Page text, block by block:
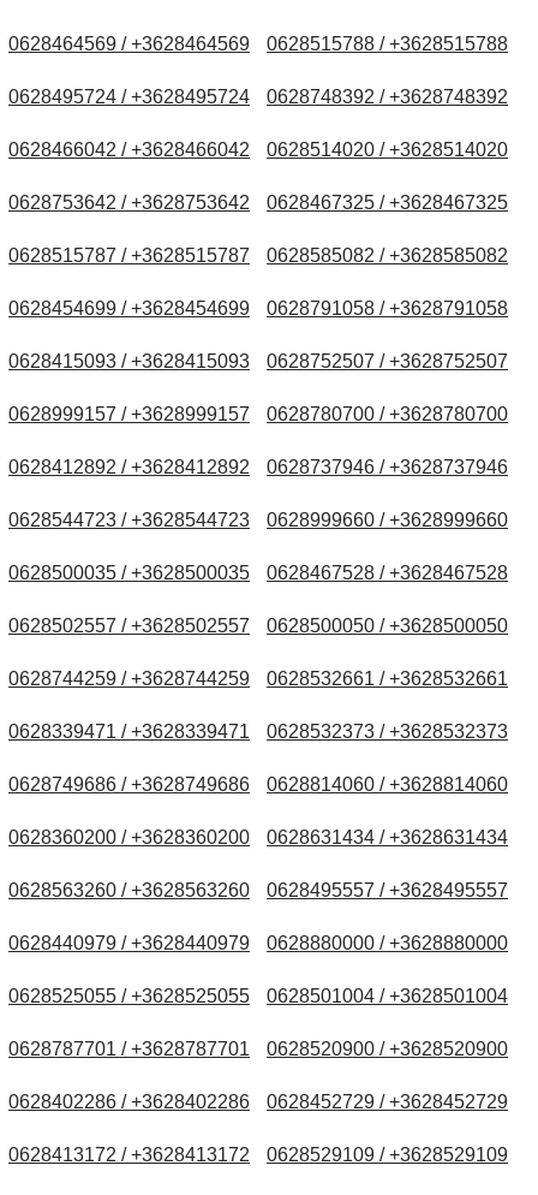
0628464569 / +3628464569 0628515788 / +3628515788
0628495724 / +3628495724 0628748392 / +3628748392
0628466042 / +3628466042 0628514020 / +3628514020
0628753642 / +3628753642 0628467325 / +3628467325
0628515787 / +3628515787 0628585082 / +3628585082
0628454699 / +3628454699 0628791058 / +3628791058
0628415093 / +3628415093 0628752507 / +3628752507
0628999157 / +3628999157 0628780700 / +3628780700
0628412892 / +3628412892 0628737946 / +3628737946
0628544723 / +3628544723 0628999660 / +3628999660
0628500035 / +3628500035 0628467528 / +3628467528
0628502557 / +3628502557 0628500050 / +3628500050
0628744259 / +3628744259 0628532661 / +3628532661
0628339471 / +3628339471 0628532373 / +3628532373
0628749686 / +3628749686 0628814060 / +3628814060
0628360200 / +3628360200 0628631434 / +3628631434
0628563260 / +3628563260 0628495557 / +3628495557
0628440979 / +3628440979 0628880000 / +3628880000
0628525055 / +3628525055 0628501004 / +3628501004
0628787701 / +3628787701 0628520900 / +3628520900
0628402286 / +3628402286 0628452729 / +3628452729
0628413172 / +3628413172 0628529109 / +3628529109